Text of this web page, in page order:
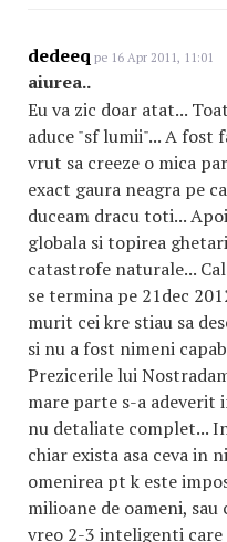
dedeeq pe 16 Apr 2011, 11:01
aiurea..
Eu va zic doar atat...
aduce "sf lumii"... A fost
vrut sa creeze o mica
exact gaura neagra pe
duceam dracu toti...
globala si topirea
catastrofe naturale...
se termina pe 21dec
murit cei kre stiau sa
si nu a fost nimeni
Prezicerile lui
mare parte s-a adeverit
nu detaliate complet...
chiar exista asa ceva in
omenirea pt k este
milioane de oameni,
vreo 2-3 inteligenti care